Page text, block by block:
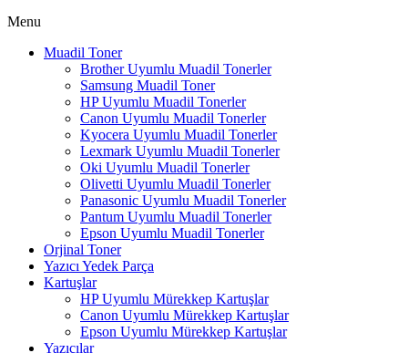
Menu
Muadil Toner
Brother Uyumlu Muadil Tonerler
Samsung Muadil Toner
HP Uyumlu Muadil Tonerler
Canon Uyumlu Muadil Tonerler
Kyocera Uyumlu Muadil Tonerler
Lexmark Uyumlu Muadil Tonerler
Oki Uyumlu Muadil Tonerler
Olivetti Uyumlu Muadil Tonerler
Panasonic Uyumlu Muadil Tonerler
Pantum Uyumlu Muadil Tonerler
Epson Uyumlu Muadil Tonerler
Orjinal Toner
Yazıcı Yedek Parça
Kartuşlar
HP Uyumlu Mürekkep Kartuşlar
Canon Uyumlu Mürekkep Kartuşlar
Epson Uyumlu Mürekkep Kartuşlar
Yazıcılar